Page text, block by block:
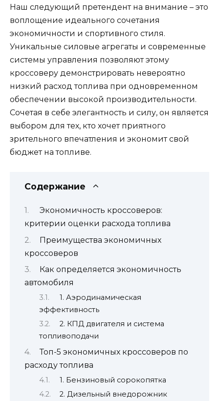
Наш следующий претендент на внимание – это
воплощение идеального сочетания
экономичности и спортивного стиля.
Уникальные силовые агрегаты и современные
системы управления позволяют этому
кроссоверу демонстрировать невероятно
низкий расход топлива при одновременном
обеспечении высокой производительности.
Сочетая в себе элегантность и силу, он является
выбором для тех, кто хочет приятного
зрительного впечатления и экономит свой
бюджет на топливе.
Содержание
Экономичность кроссоверов:
критерии оценки расхода топлива
Преимущества экономичных
кроссоверов
Как определяется экономичность
автомобиля
1. Аэродинамическая
эффективность
2. КПД двигателя и система
топливоподачи
Топ-5 экономичных кроссоверов по
расходу топлива
1. Бензиновый сорокопятка
2. Дизельный внедорожник